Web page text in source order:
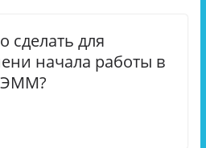
сделать для
начала работы в
ЭММ?